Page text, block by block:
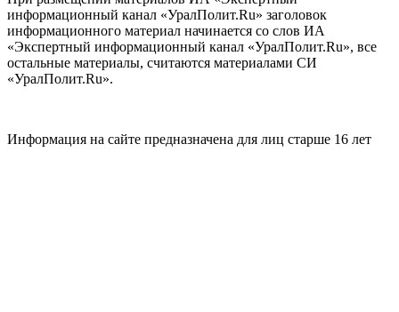
информационный канал «УралПолит.Ru» заголовок
информационного материал начинается со слов ИА
«Экспертный информационный канал «УралПолит.Ru», все
остальные материалы, считаются материалами СИ
«УралПолит.Ru».
Информация на сайте предназначена для лиц старше 16 лет